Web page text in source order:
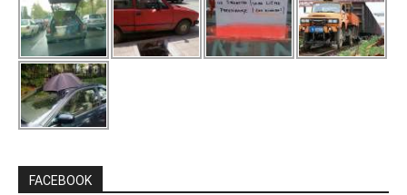
FACEBOOK